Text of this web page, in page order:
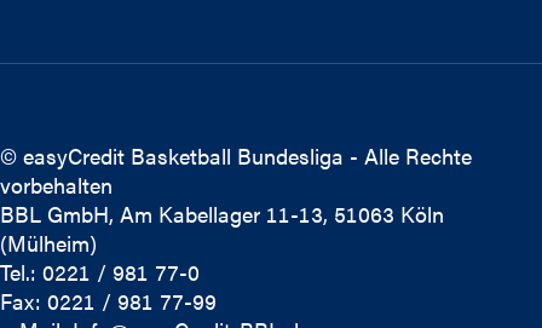
© easyCredit Basketball Bundesliga - Alle Rechte
vorbehalten
BBL GmbH, Am Kabellager 11-13, 51063 Köln
(Mülheim)
Tel.: 0221 / 981 77-0
Fax: 0221 / 981 77-99